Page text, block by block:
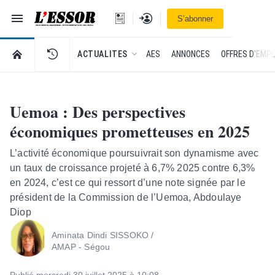
Navigation
L'Essor - retour à la une
Se connecterS’abonner
RETOUR À LA PAGE D’ACCUEIL DE L'ESSOR
ACTUALITES AES ANNONCES OFFRES
Uemoa : Des perspectives
économiques prometteuses en 2025
L’activité économique poursuivrait son dynamisme avec
un taux de croissance projeté à 6,7% 2025 contre 6,3%
en 2024, c’est ce qui ressort d’une note signée par le
président de la Commission de l’Uemoa, Abdoulaye
Diop
Aminata Dindi SISSOKO /
AMAP - Ségou